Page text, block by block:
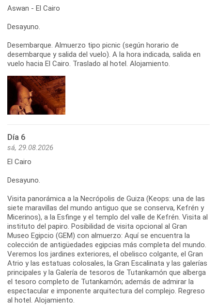
Aswan - El Cairo
Desayuno.
Desembarque. Almuerzo tipo picnic (según horario de
desembarque y salida del vuelo). A la hora indicada, salida en
vuelo hacia El Cairo. Traslado al hotel. Alojamiento.
Día 6
sá, 29.08.2026
El Cairo
Desayuno.
Visita panorámica a la Necrópolis de Guiza (Keops: una de las
siete maravillas del mundo antiguo que se conserva, Kefrén y
Micerinos), a la Esfinge y el templo del valle de Kefrén. Visita al
instituto del papiro. Posibilidad de visita opcional al Gran
Museo Egipcio (GEM) con almuerzo: Aquí se encuentra la
colección de antigüedades egipcias más completa del mundo.
Veremos los jardines exteriores, el obelisco colgante, el Gran
Atrio y las estatuas colosales, la Gran Escalinata y las galerías
principales y la Galería de tesoros de Tutankamón que alberga
el tesoro completo de Tutankamón; además de admirar la
espectacular e imponente arquitectura del complejo. Regreso
al hotel. Alojamiento.